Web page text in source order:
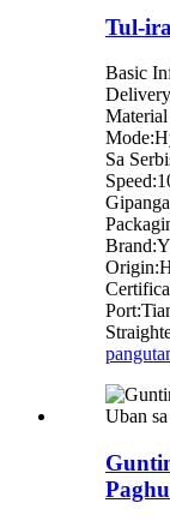
Tul-
Basic
Sa